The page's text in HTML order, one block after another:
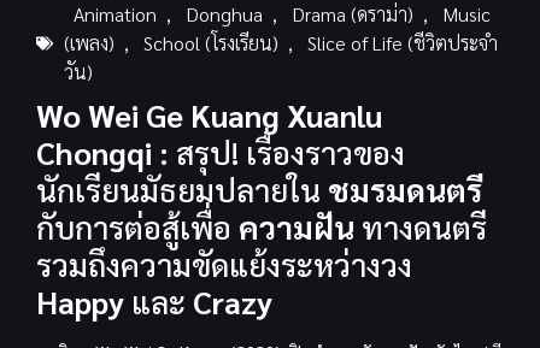
Animation , Donghua , Drama (ดราม่า) ,
Music
(เพลง) , School (โรงเรียน) ,
Slice of Life (ชีวิตประจำ
วัน)
Wo Wei Ge Kuang Xuanlu
Chongqi : สรุป! เรื่องราวของ
นักเรียนมัธยมปลายใน ชมรมดนตรี
กับการต่อสู้เพื่อ ความฝัน ทางดนตรี
รวมถึงความขัดแย้งระหว่างวง
Happy และ Crazy